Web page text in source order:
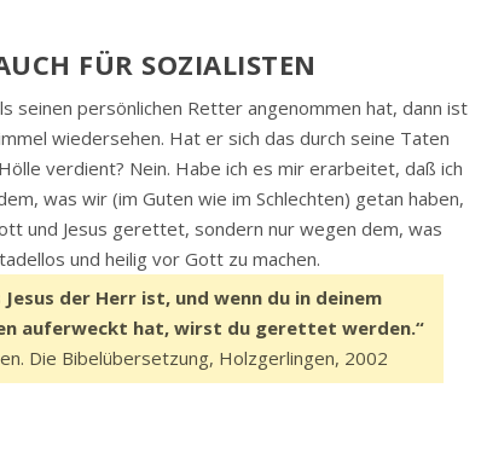
FÜR SOZIALISTEN
seinen persönlichen Retter angenommen hat, dann ist
wiedersehen. Hat er sich das durch seine Taten
verdient? Nein. Habe ich es mir erarbeitet, daß ich
was wir (im Guten wie im Schlechten) getan haben,
und Jesus gerettet, sondern nur wegen dem, was
und heilig vor Gott zu machen.
der Herr ist, und wenn du in deinem
auferweckt hat, wirst du gerettet werden.“
Die Bibelübersetzung, Holzgerlingen, 2002